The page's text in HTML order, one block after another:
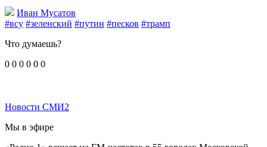
Иван Мусатов
#всу #зеленский #путин #песков #трамп
Что думаешь?
0 0 0 0 0 0
Новости СМИ2
Мы в эфире